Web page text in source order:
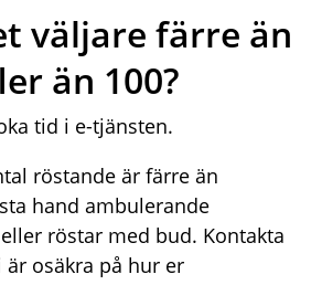
väljare färre än
än 100?
tid i e-tjänsten.
röstande är färre än
hand ambulerande
röstar med bud. Kontakta
osäkra på hur er